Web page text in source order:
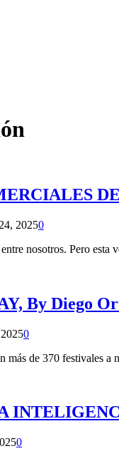
20250
nosotros. Pero
By Diego
0
más de 370 festivales
0